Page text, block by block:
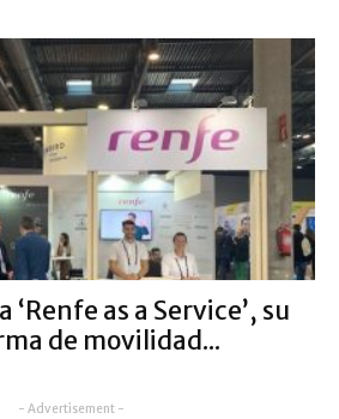
as a Service’, su
de movilidad...
- Advertisement -